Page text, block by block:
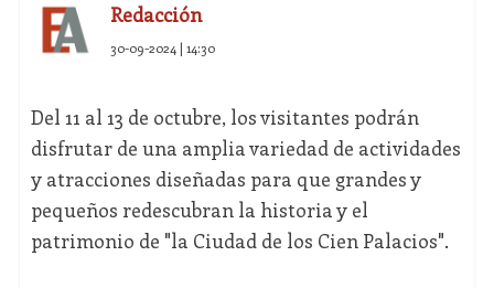
Redacción
30-09-2024 | 14:30
Del 11 al 13 de octubre, los visitantes podrán
disfrutar de una amplia variedad de actividades
y atracciones diseñadas para que grandes y
pequeños redescubran la historia y el
patrimonio de "la Ciudad de los Cien Palacios".